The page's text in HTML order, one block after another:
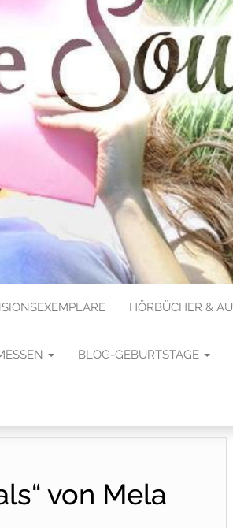
HÖRBÜCHER &
BLOG-GEBURTSTAGE
von Mela